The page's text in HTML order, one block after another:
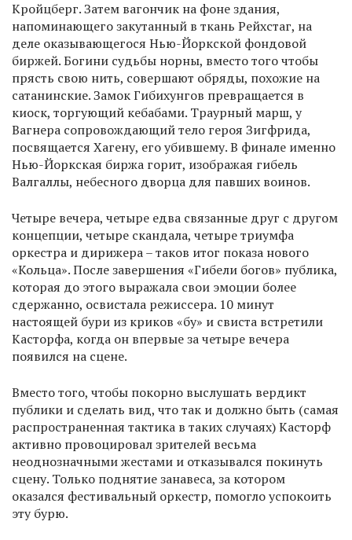
Кройцберг. Затем вагончик на фоне здания,
напоминающего закутанный в ткань Рейхстаг, на
деле оказывающегося Нью-Йоркской фондовой
биржей. Богини судьбы норны, вместо того чтобы
прясть свою нить, совершают обряды, похожие на
сатанинские. Замок Гибихунгов превращается в
киоск, торгующий кебабами. Траурный марш, у
Вагнера сопровождающий тело героя Зигфрида,
посвящается Хагену, его убившему. В финале именно
Нью-Йоркская биржа горит, изображая гибель
Валгаллы, небесного дворца для павших воинов.
Четыре вечера, четыре едва связанные друг с другом
концепции, четыре скандала, четыре триумфа
оркестра и дирижера – таков итог показа нового
«Кольца». После завершения «Гибели богов» публика,
которая до этого выражала свои эмоции более
сдержанно, освистала режиссера. 10 минут
настоящей бури из криков «бу» и свиста встретили
Касторфа, когда он впервые за четыре вечера
появился на сцене.
Вместо того, чтобы покорно выслушать вердикт
публики и сделать вид, что так и должно быть (самая
распространенная тактика в таких случаях) Касторф
активно провоцировал зрителей весьма
неоднозначными жестами и отказывался покинуть
сцену. Только поднятие занавеса, за котором
оказался фестивальный оркестр, помогло успокоить
эту бурю.